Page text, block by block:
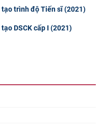
trình độ Tiến sĩ (2021)
DSCK cấp I (2021)